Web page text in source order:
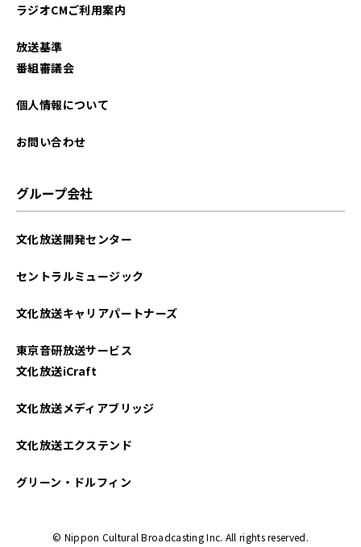
ラジオCMご利用案内
放送基準
番組審議会
個人情報について
お問い合わせ
グループ会社
文化放送開発センター
セントラルミュージック
文化放送キャリアパートナーズ
東京音研放送サービス
文化放送iCraft
文化放送メディアブリッジ
文化放送エクステンド
グリーン・ドルフィン
© Nippon Cultural Broadcasting Inc. All rights reserved.